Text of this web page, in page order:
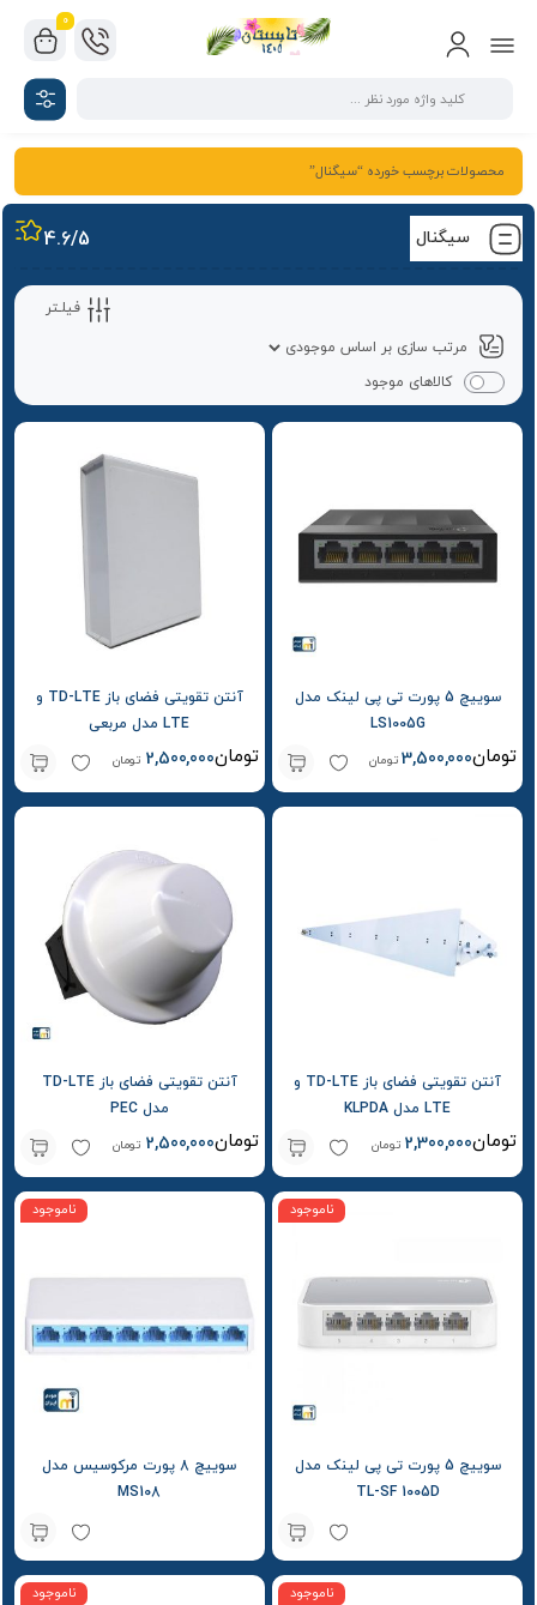
0
محصولات برچسب خورده “سیگنال”
سیگنال 4.6/5
فیلـتر
کالاهای موجود
سوییچ 5 پورت تی پی لینک مدل
LS1005G
3,500,000 تومان تومان
آنتن تقویتی فضای باز TD-LTE و
LTE مدل مربعی
2,500,000 تومان تومان
آنتن تقویتی فضای باز TD-LTE و
LTE مدل KLPDA
2,300,000 تومان تومان
آنتن تقویتی فضای باز TD-LTE
مدل PEC
2,500,000 تومان تومان
ناموجود
سوییچ 5 پورت تی پی لینک مدل
TL-SF 1005D
ناموجود
سوییچ 8 پورت مرکوسیس مدل
MS108
ناموجود ناموجود